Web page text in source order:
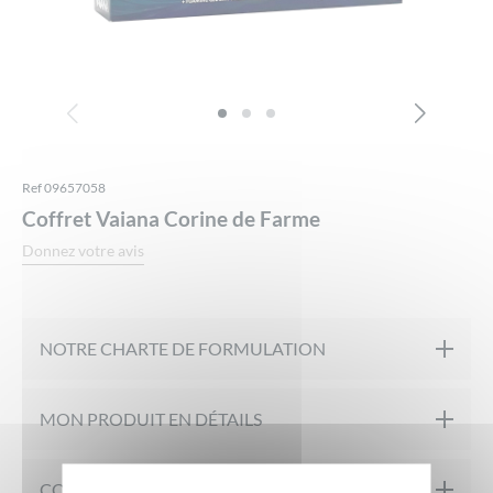
Ref 09657058
Coffret Vaiana Corine de Farme
Donnez votre avis
NOTRE CHARTE DE FORMULATION
MON PRODUIT EN DÉTAILS
Propriétés